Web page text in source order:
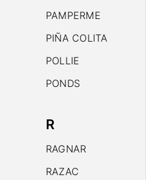
PAMPERME
PIÑA COLITA
POLLIE
PONDS
R
RAGNAR
RAZAC